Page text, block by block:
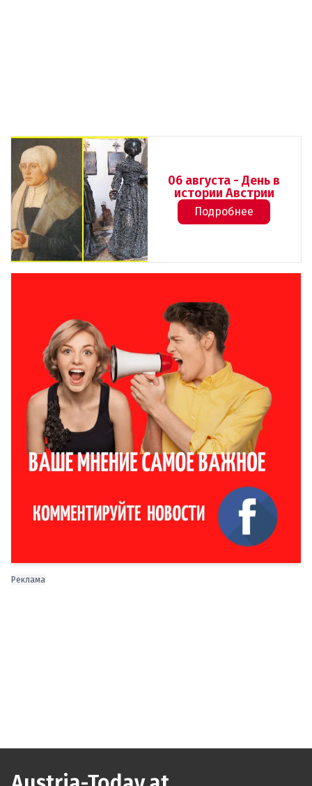
06 августа - День в
истории Австрии
Подробнее
Реклама